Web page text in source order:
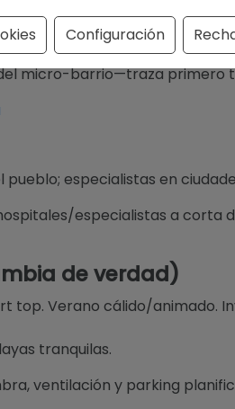
e internacionales a
según plan de
micro-barrio—traza primero
especialistas en
especialistas a corta
de verdad)
top. Verano cálido/animado.
tranquilas.
ventilación y parking
Configuración